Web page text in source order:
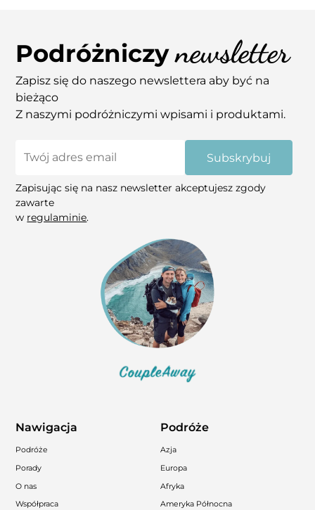
Podróżniczynewsletter
Zapisz się do naszego newslettera aby być na
bieżąco
Z naszymi podróżniczymi wpisami i produktami.
Subskrybuj
Zapisując się na nasz newsletter akceptujesz zgody
zawarte
w regulaminie.
Nawigacja
Podróże
Porady
O nas
Współpraca
Podróże
Azja
Europa
Afryka
Ameryka Północna